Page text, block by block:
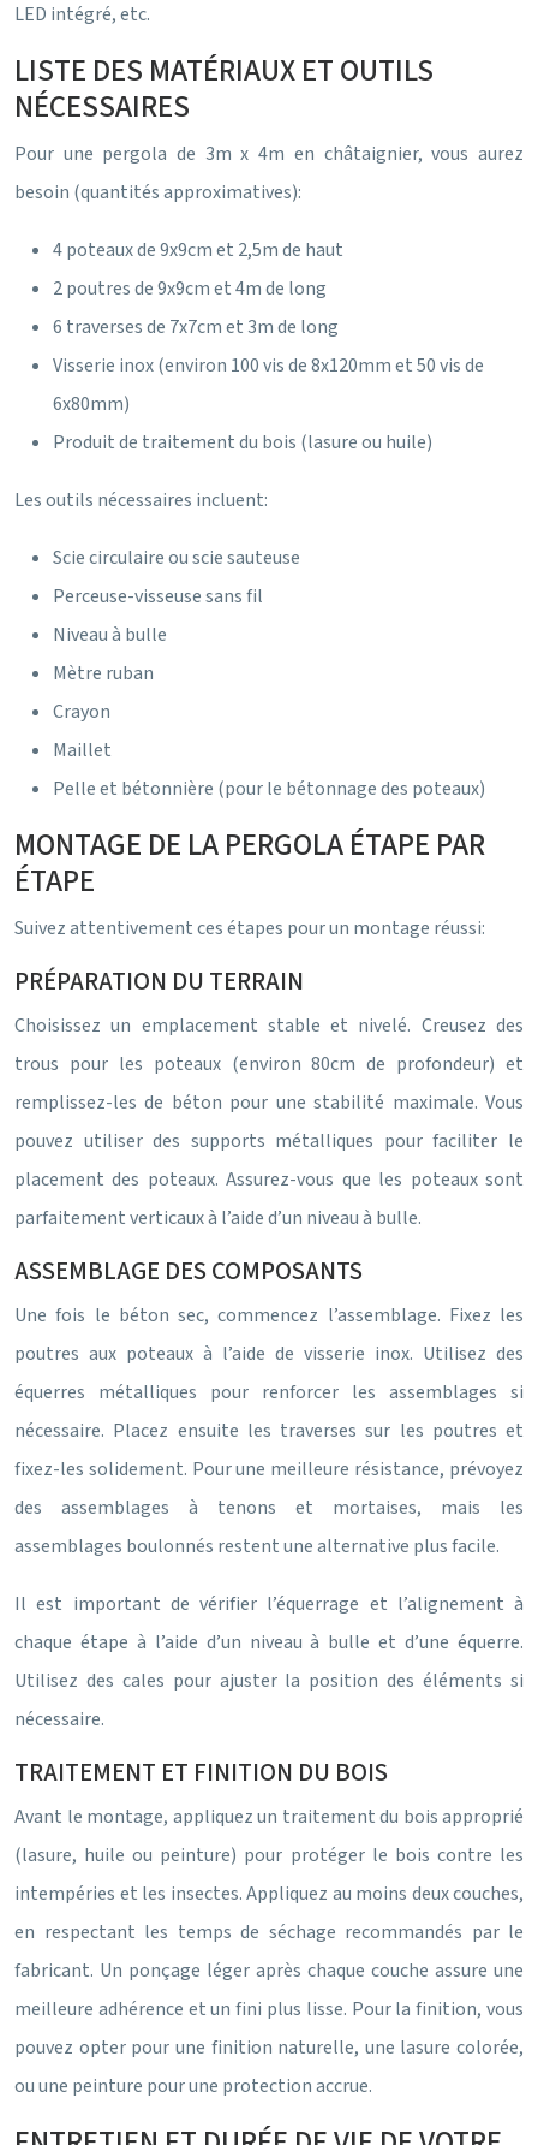
LED intégré, etc.
LISTE DES MATÉRIAUX ET OUTILS
NÉCESSAIRES
Pour une pergola de 3m x 4m en châtaignier, vous aurez
besoin (quantités approximatives):
4 poteaux de 9x9cm et 2,5m de haut
2 poutres de 9x9cm et 4m de long
6 traverses de 7x7cm et 3m de long
Visserie inox (environ 100 vis de 8x120mm et 50 vis de
6x80mm)
Produit de traitement du bois (lasure ou huile)
Les outils nécessaires incluent:
Scie circulaire ou scie sauteuse
Perceuse-visseuse sans fil
Niveau à bulle
Mètre ruban
Crayon
Maillet
Pelle et bétonnière (pour le bétonnage des poteaux)
MONTAGE DE LA PERGOLA ÉTAPE PAR
ÉTAPE
Suivez attentivement ces étapes pour un montage réussi:
PRÉPARATION DU TERRAIN
Choisissez un emplacement stable et nivelé. Creusez des
trous pour les poteaux (environ 80cm de profondeur) et
remplissez-les de béton pour une stabilité maximale. Vous
pouvez utiliser des supports métalliques pour faciliter le
placement des poteaux. Assurez-vous que les poteaux sont
parfaitement verticaux à l’aide d’un niveau à bulle.
ASSEMBLAGE DES COMPOSANTS
Une fois le béton sec, commencez l’assemblage. Fixez les
poutres aux poteaux à l’aide de visserie inox. Utilisez des
équerres métalliques pour renforcer les assemblages si
nécessaire. Placez ensuite les traverses sur les poutres et
fixez-les solidement. Pour une meilleure résistance, prévoyez
des assemblages à tenons et mortaises, mais les
assemblages boulonnés restent une alternative plus facile.
Il est important de vérifier l’équerrage et l’alignement à
chaque étape à l’aide d’un niveau à bulle et d’une équerre.
Utilisez des cales pour ajuster la position des éléments si
nécessaire.
TRAITEMENT ET FINITION DU BOIS
Avant le montage, appliquez un traitement du bois approprié
(lasure, huile ou peinture) pour protéger le bois contre les
intempéries et les insectes. Appliquez au moins deux couches,
en respectant les temps de séchage recommandés par le
fabricant. Un ponçage léger après chaque couche assure une
meilleure adhérence et un fini plus lisse. Pour la finition, vous
pouvez opter pour une finition naturelle, une lasure colorée,
ou une peinture pour une protection accrue.